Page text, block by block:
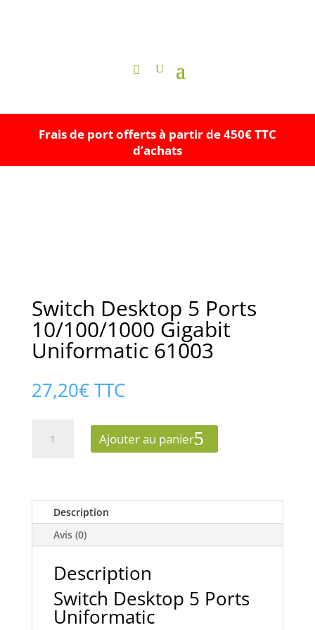
Frais de port offerts à partir de 450€ TTC
d’achats
Switch Desktop 5 Ports
10/100/1000 Gigabit
Uniformatic 61003
27,20€ TTC
Ports
10/100/1000
Gigabit
61003
Ajouter au panier
Description
Avis (0)
Description
Switch Desktop 5 Ports
Uniformatic